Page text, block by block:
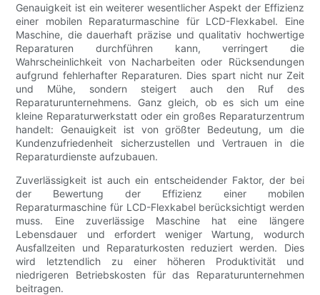
Genauigkeit ist ein weiterer wesentlicher Aspekt der Effizienz
einer mobilen Reparaturmaschine für LCD-Flexkabel. Eine
Maschine, die dauerhaft präzise und qualitativ hochwertige
Reparaturen durchführen kann, verringert die
Wahrscheinlichkeit von Nacharbeiten oder Rücksendungen
aufgrund fehlerhafter Reparaturen. Dies spart nicht nur Zeit
und Mühe, sondern steigert auch den Ruf des
Reparaturunternehmens. Ganz gleich, ob es sich um eine
kleine Reparaturwerkstatt oder ein großes Reparaturzentrum
handelt: Genauigkeit ist von größter Bedeutung, um die
Kundenzufriedenheit sicherzustellen und Vertrauen in die
Reparaturdienste aufzubauen.
Zuverlässigkeit ist auch ein entscheidender Faktor, der bei
der Bewertung der Effizienz einer mobilen
Reparaturmaschine für LCD-Flexkabel berücksichtigt werden
muss. Eine zuverlässige Maschine hat eine längere
Lebensdauer und erfordert weniger Wartung, wodurch
Ausfallzeiten und Reparaturkosten reduziert werden. Dies
wird letztendlich zu einer höheren Produktivität und
niedrigeren Betriebskosten für das Reparaturunternehmen
beitragen.